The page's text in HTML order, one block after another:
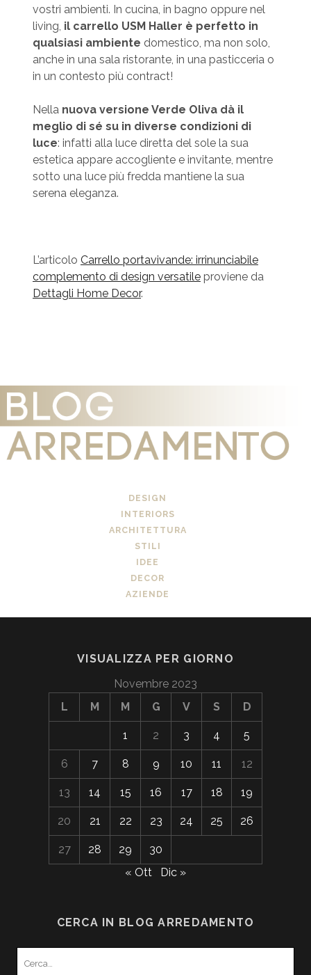
vostri ambienti. In cucina, in bagno oppure nel
living, il carrello USM Haller è perfetto in
qualsiasi ambiente domestico, ma non solo,
anche in una sala ristorante, in una pasticceria o
in un contesto più contract!
Nella nuova versione Verde Oliva dà il
meglio di sé su in diverse condizioni di
luce: infatti alla luce diretta del sole la sua
estetica appare accogliente e invitante, mentre
sotto una luce più fredda mantiene la sua
serena eleganza.
L’articolo Carrello portavivande: irrinunciabile
complemento di design versatileproviene da
Dettagli Home Decor.
DESIGN
INTERIORS
ARCHITETTURA
STILI
IDEE
DECOR
AZIENDE
VISUALIZZA PER GIORNO
Novembre 2023
L
M M G V S D
1 2 3 4 5
6 7 8 9 10 11 12
13 14 15 16 17 18 19
20 21 22 23 24 25 26
27 28 29
30
« Ott
Dic »
CERCA IN BLOG ARREDAMENTO